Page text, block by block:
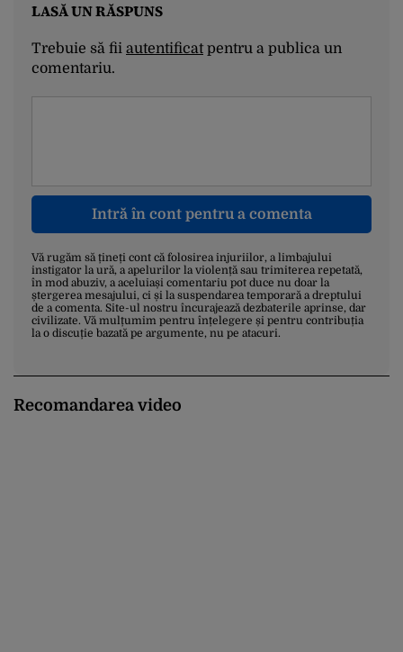
LASĂ UN RĂSPUNS
Trebuie să fii autentificatpentru a publica un
comentariu.
Intră în cont pentru a comenta
Vă rugăm să țineți cont că folosirea injuriilor, a limbajului
instigator la ură, a apelurilor la violență sau trimiterea repetată,
în mod abuziv, a aceluiași comentariu pot duce nu doar la
ștergerea mesajului, ci și la suspendarea temporară a dreptului
de a comenta. Site-ul nostru încurajează dezbaterile aprinse, dar
civilizate. Vă mulțumim pentru înțelegere și pentru contribuția
la o discuție bazată pe argumente, nu pe atacuri.
Recomandarea video